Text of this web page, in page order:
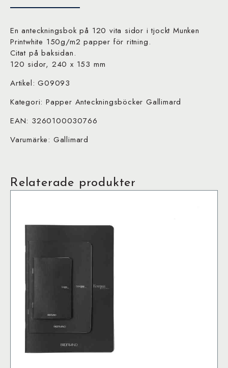
En anteckningsbok på 120 vita sidor i tjockt Munken
Printwhite 150g/m2 papper för ritning.
Citat på baksidan.
120 sidor, 240 x 153 mm
Artikel: G09093
Kategori: Papper Anteckningsböcker Gallimard
EAN: 3260100030766
Varumärke: Gallimard
Relaterade produkter